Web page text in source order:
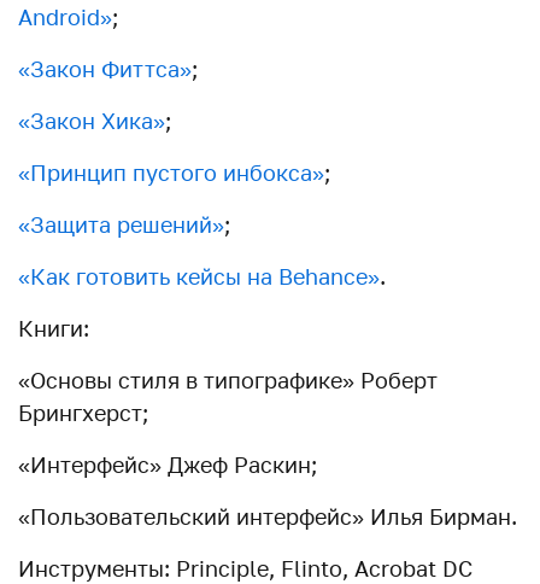
Android»;
«Закон Фиттса»;
«Закон Хика»;
«Принцип пустого инбокса»;
«Защита решений»;
«Как готовить кейсы на Behance».
Книги:
«Основы стиля в типографике» Роберт
Брингхерст;
«Интерфейс» Джеф Раскин;
«Пользовательский интерфейс» Илья Бирман.
Инструменты: Principle, Flinto, Acrobat DC